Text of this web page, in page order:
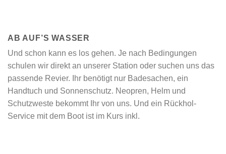
AB AUF’S WASSER
Und schon kann es los gehen. Je nach Bedingungen
schulen wir direkt an unserer Station oder suchen uns das
passende Revier. Ihr benötigt nur Badesachen, ein
Handtuch und Sonnenschutz. Neopren, Helm und
Schutzweste bekommt Ihr von uns. Und ein Rückhol-
Service mit dem Boot ist im Kurs inkl.